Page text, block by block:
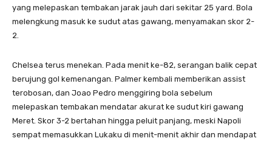
yang melepaskan tembakan jarak jauh dari sekitar 25 yard. Bola
melengkung masuk ke sudut atas gawang, menyamakan skor 2-
2.
Chelsea terus menekan. Pada menit ke-82, serangan balik cepat
berujung gol kemenangan. Palmer kembali memberikan assist
terobosan, dan Joao Pedro menggiring bola sebelum
melepaskan tembakan mendatar akurat ke sudut kiri gawang
Meret. Skor 3-2 bertahan hingga peluit panjang, meski Napoli
sempat memasukkan Lukaku di menit-menit akhir dan mendapat